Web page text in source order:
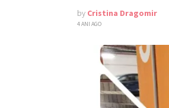
by Cristina Dragomir
4 ANI AGO